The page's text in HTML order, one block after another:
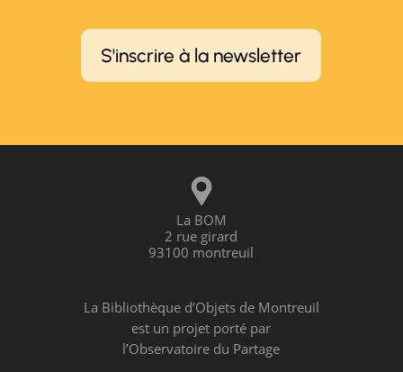
S'inscrire à la newsletter
La BOM
2 rue girard
93100 montreuil
La Bibliothèque d’Objets de Montreuil
est un projet porté par
l’Observatoire du Partage